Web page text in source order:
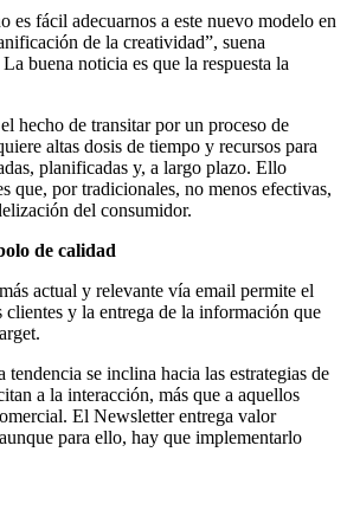
fácil adecuarnos a este nuevo modelo en
de la creatividad”, suena
buena noticia es que la respuesta la
hecho de transitar por un proceso de
altas dosis de tiempo y recursos para
planificadas y, a largo plazo. Ello
que, por tradicionales, no menos efectivas,
del consumidor.
de calidad
actual y relevante vía email permite el
y la entrega de la información que
se inclina hacia las estrategias de
a la interacción, más que a aquellos
El Newsletter entrega valor
para ello, hay que implementarlo